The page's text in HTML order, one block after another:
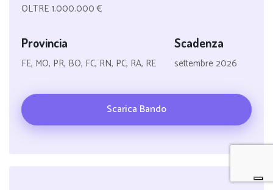
OLTRE 1.000.000 €
Provincia
FE, MO, PR, BO, FC, RN, PC, RA, RE
Scadenza
settembre 2026
Scarica Bando